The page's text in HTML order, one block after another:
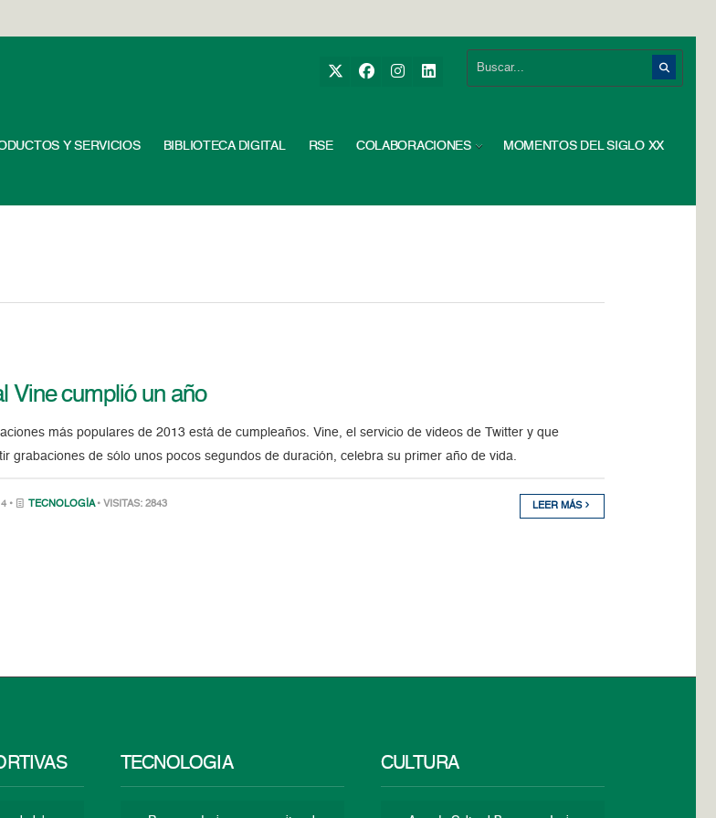
Y SERVICIOS BIBLIOTECA DIGITAL RSE COLABORACIONES MOMENTOS DEL SIGLO XX
Vine cumplió un año
más populares de 2013 está de cumpleaños. Vine, el servicio de videos de Twitter y que
grabaciones de sólo unos pocos segundos de duración, celebra su primer año de vida.
• TECNOLOGÍA • VISITAS: 2843 LEER MÁS
TECNOLOGÍA CULTURA